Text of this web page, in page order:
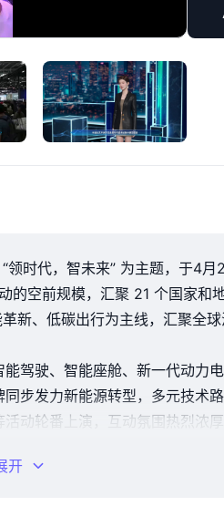
放
时代，智未来” 为主题，于4
空前规模，汇聚 21 个国家和
新、低碳出行为主线，汇聚全
驾驶、智能座舱、新一代动力
步发力新能源转型，多元技术
动轮番上演，互动氛围热烈浓
，清晰勾勒出汽车产业向绿色
开